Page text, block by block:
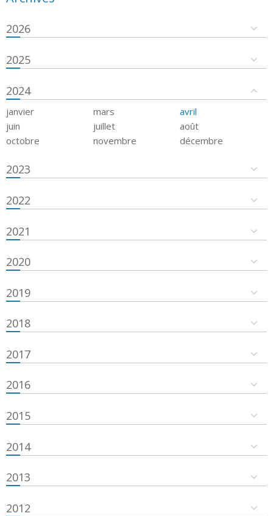
2026
2025
2024
janvier mars
avril
juin
juillet
août
octobre
novembre décembre
2023
2022
2021
2020
2019
2018
2017
2016
2015
2014
2013
2012